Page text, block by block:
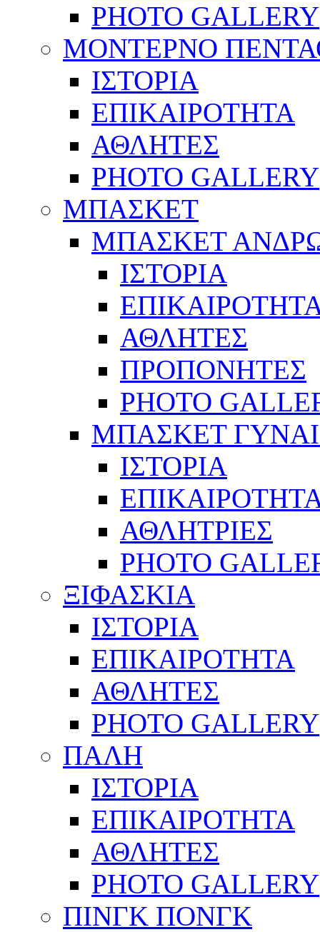
PHOTO GALLERY
ΜΟΝΤΕΡΝΟ
ΙΣΤΟΡΙΑ
ΕΠΙΚΑΙΡΟΤΗΤΑ
ΑΘΛΗΤΕΣ
PHOTO GALLERY
ΜΠΑΣΚΕΤ
ΜΠΑΣΚΕΤ
ΙΣΤΟΡΙΑ
ΑΘΛΗΤΕΣ
ΠΡΟΠΟΝΗΤΕΣ
PHOTO
ΜΠΑΣΚΕΤ
ΙΣΤΟΡΙΑ
ΑΘΛΗΤΡΙΕΣ
PHOTO
ΞΙΦΑΣΚΙΑ
ΙΣΤΟΡΙΑ
ΕΠΙΚΑΙΡΟΤΗΤΑ
ΑΘΛΗΤΕΣ
PHOTO GALLERY
ΠΑΛΗ
ΙΣΤΟΡΙΑ
ΕΠΙΚΑΙΡΟΤΗΤΑ
ΑΘΛΗΤΕΣ
PHOTO GALLERY
ΠΙΝΓΚ ΠΟΝΓΚ